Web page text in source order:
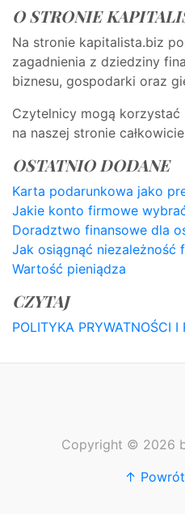
O STRONIE
Na stronie kapitalista.biz
zagadnienia z dziedziny
biznesu, gospodarki oraz
Czytelnicy mogą
na naszej stronie
OSTATNIO DODANE
Karta podarunkowa jako
Jakie konto firmowe
Doradztwo finansowe dla
Jak osiągnąć niezależność
Wartość pieniądza
CZYTAJ
POLITYKA PRYWATNOŚCI
Copyright © 2026
↑